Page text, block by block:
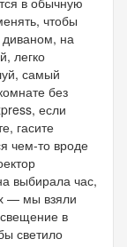
чтобы
диваном, на
легко
самый
без
если
гасите
чем-то вроде
выбирала час,
— мы взяли
в
светило